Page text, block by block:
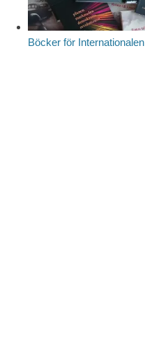
Böcker för Internationalen